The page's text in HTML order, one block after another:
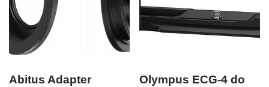
Abitus Adapter
Olympus ECG-4 do